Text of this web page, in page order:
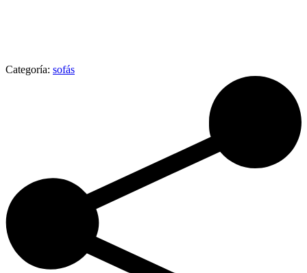
Categoría: sofás